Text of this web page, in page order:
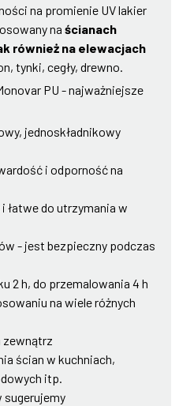
na promienie UV lakier
na ścianach
również na elewacjach
tynki, cegły, drewno.
PU - najważniejsze
jednoskładnikowy
i odporność na
łatwe do utrzymania w
- jest bezpieczny podczas
2 h, do przemalowania 4 h
na wiele różnych
zewnątrz
ścian w kuchniach,
itp.
sugerujemy